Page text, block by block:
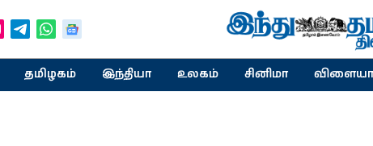
தமிழகம் இந்தியா உலகம் சினிமா